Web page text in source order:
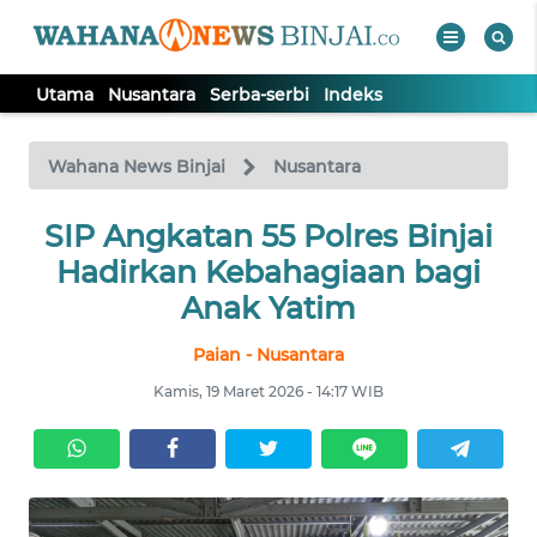
Utama Nusantara Serba-serbi Indeks
Wahana News Binjai Nusantara
SIP Angkatan 55 Polres Binjai
Hadirkan Kebahagiaan bagi
Anak Yatim
Paian - Nusantara
Kamis, 19 Maret 2026 - 14:17 WIB
TV
Tutup
UTAMA
Informasi
INDEKS